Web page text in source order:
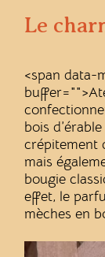
Le
<span data-
buffer="
bois
crépitement
mais
bougie
effet, le
mèches en